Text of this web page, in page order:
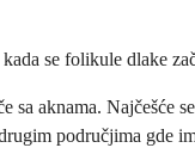
se folikule dlake
sa aknama.
područjima gde